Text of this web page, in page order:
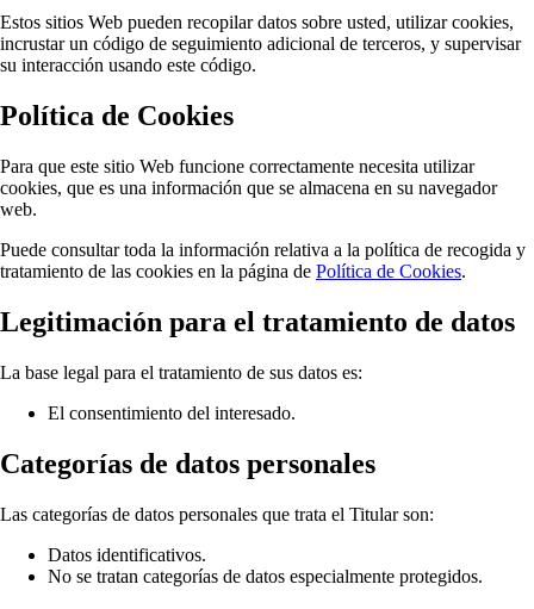
Estos sitios Web pueden recopilar datos sobre usted, utilizar cookies,
incrustar un código de seguimiento adicional de terceros, y supervisar
su interacción usando este código.
Política de Cookies
Para que este sitio Web funcione correctamente necesita utilizar
cookies, que es una información que se almacena en su navegador
web.
Puede consultar toda la información relativa a la política de recogida y
tratamiento de las cookies en la página de Política de Cookies.
Legitimación para el tratamiento de datos
La base legal para el tratamiento de sus datos es:
El consentimiento del interesado.
Categorías de datos personales
Las categorías de datos personales que trata el Titular son:
Datos identificativos.
No se tratan categorías de datos especialmente protegidos.